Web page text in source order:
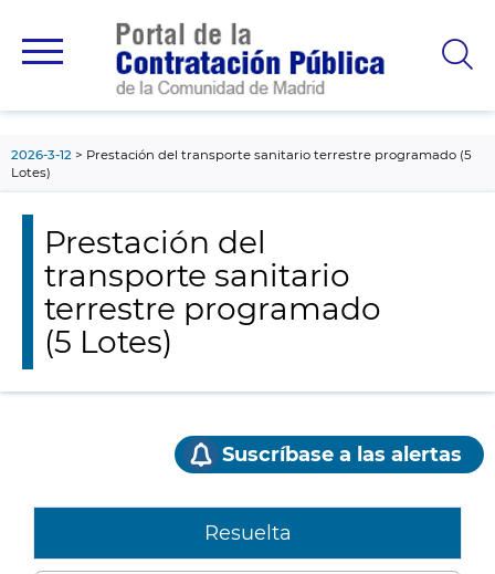
principal
2026-3-12
Prestación del transporte sanitario terrestre programado (5
Lotes)
Prestación del
transporte sanitario
terrestre programado
(5 Lotes)
Suscríbase a las alertas
Resuelta